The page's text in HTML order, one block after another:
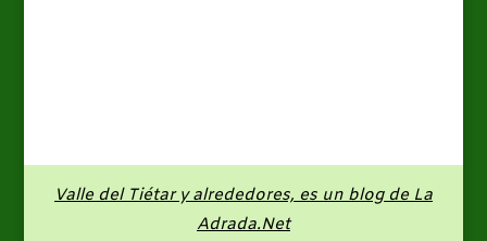
Valle del Tiétar y alrededores, es un blog de La
Adrada.Net